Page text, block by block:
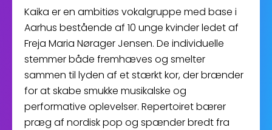
Kaika er en ambitiøs vokalgruppe med base i
Aarhus bestående af 10 unge kvinder ledet af
Freja Maria Nørager Jensen. De individuelle
stemmer både fremhæves og smelter
sammen til lyden af et stærkt kor, der brænder
for at skabe smukke musikalske og
performative oplevelser. Repertoiret bærer
præg af nordisk pop og spænder bredt fra